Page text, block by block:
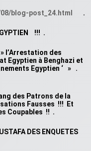
blog-post_24.html .
!!! .
l’Arrestation des
Egyptien à Benghazi et
Egyptien ‘ » .
des Patrons de la
Fausses !!! Et
Coupables !! .
DES ENQUETES